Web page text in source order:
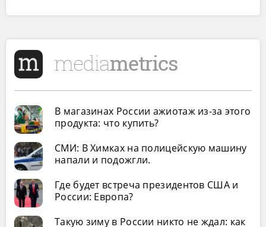
В магазинах России ажиотаж из-за этого
продукта: что купить?
СМИ: В Химках на полицейскую машину
напали и подожгли.
Где будет встреча президентов США и
России: Европа?
Такую зиму в России никто не ждал: как